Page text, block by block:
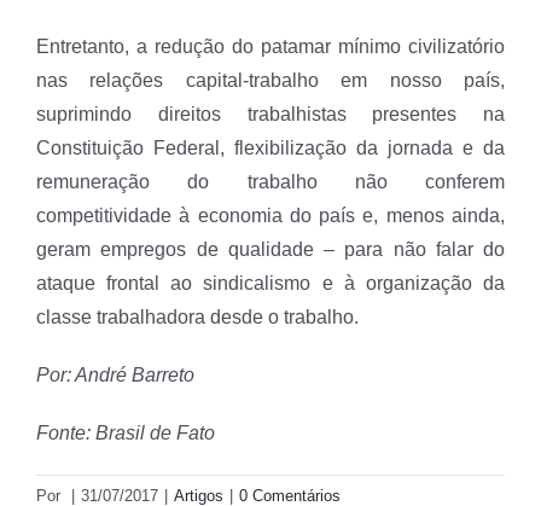
Entretanto, a redução do patamar mínimo civilizatório
nas relações capital-trabalho em nosso país,
suprimindo direitos trabalhistas presentes na
Constituição Federal, flexibilização da jornada e da
remuneração do trabalho não conferem
competitividade à economia do país e, menos ainda,
geram empregos de qualidade – para não falar do
ataque frontal ao sindicalismo e à organização da
classe trabalhadora desde o trabalho.
Por: André Barreto
Fonte: Brasil de Fato
Por 31/07/2017 Artigos 0 Comentários